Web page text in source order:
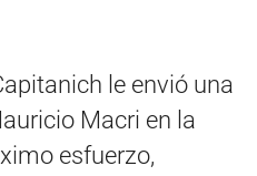
le envió una
Macri en la
esfuerzo,